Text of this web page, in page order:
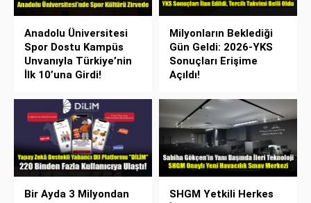
Anadolu Üniversitesi
Spor Dostu Kampüs
Unvanıyla Türkiye’nin
İlk 10’una Girdi!
Milyonların Beklediği
Gün Geldi: 2026-YKS
Sonuçları Erişime
Açıldı!
Bir Ayda 3 Milyondan
SHGM Yetkili Herkes